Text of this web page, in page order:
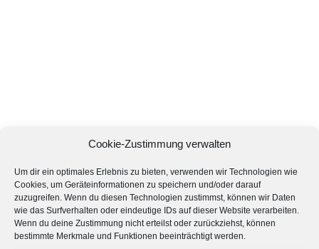
Cookie-Zustimmung verwalten
Um dir ein optimales Erlebnis zu bieten, verwenden wir Technologien wie
Cookies, um Geräteinformationen zu speichern und/oder darauf
zuzugreifen. Wenn du diesen Technologien zustimmst, können wir Daten
wie das Surfverhalten oder eindeutige IDs auf dieser Website verarbeiten.
Wenn du deine Zustimmung nicht erteilst oder zurückziehst, können
bestimmte Merkmale und Funktionen beeinträchtigt werden.